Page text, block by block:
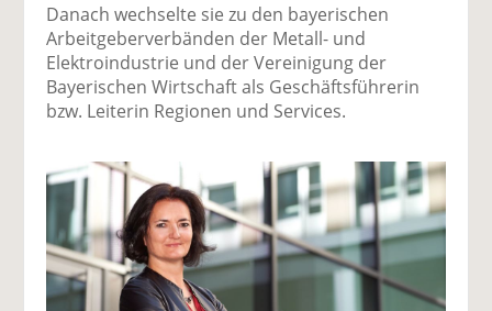
Danach wechselte sie zu den bayerischen
Arbeitgeberverbänden der Metall- und
Elektroindustrie und der Vereinigung der
Bayerischen Wirtschaft als Geschäftsführerin
bzw. Leiterin Regionen und Services.